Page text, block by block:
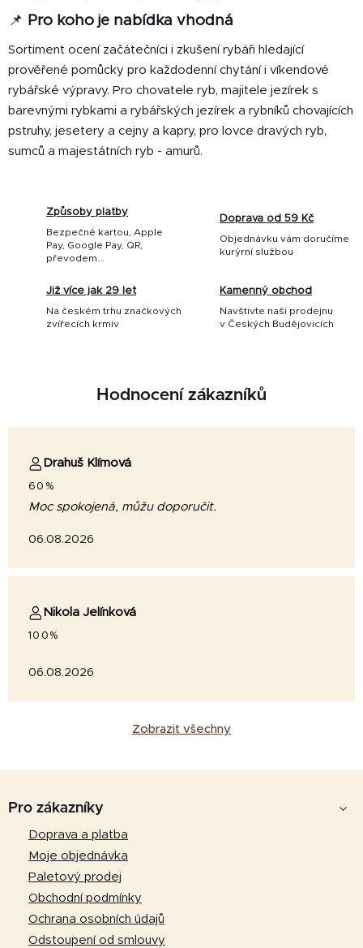
📌 Pro koho je nabídka vhodná
Sortiment ocení začátečníci i zkušení rybáři hledající
prověřené pomůcky pro každodenní chytání i víkendové
rybářské výpravy. Pro chovatele ryb, majitele jezírek s
barevnými rybkami a rybářských jezírek a rybníků chovajících
pstruhy, jesetery a cejny a kapry, pro lovce dravých ryb,
sumců a majestátních ryb - amurů.
Způsoby platby
Bezpečné kartou, Apple
Pay, Google Pay, QR,
převodem...
Doprava od 59 Kč
Objednávku vám doručíme
kurýrní službou
Již více jak 29 let
Na českém trhu značkových
zvířecích krmiv
Kamenný obchod
Navštivte naši prodejnu
v Českých Budějovicích
Hodnocení zákazníků
Drahuš Klímová
60%
Moc spokojená, můžu doporučit.
06.08.2026
Nikola Jelínková
100%
06.08.2026
Zobrazit všechny
Pro zákazníky
Doprava a platba
Moje objednávka
Paletový prodej
Obchodní podmínky
Ochrana osobních údajů
Odstoupení od smlouvy